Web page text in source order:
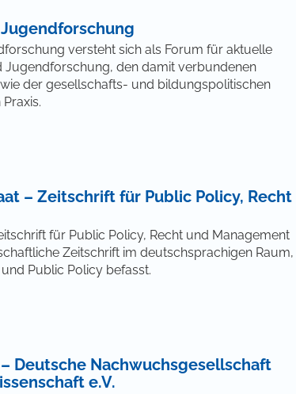
versteht sich als Forum für aktuelle
Jugendforschung, den damit verbundenen
der gesellschafts- und bildungspolitischen
– Zeitschrift für Public Policy, Recht
für Public Policy, Recht und Management
Zeitschrift im deutschsprachigen Raum,
Public Policy befasst.
– Deutsche Nachwuchsgesellschaft
e.V.